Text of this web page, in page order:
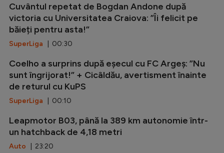
Cuvântul repetat de Bogdan Andone după
victoria cu Universitatea Craiova: ”Îi felicit pe
băieți pentru asta!”
SuperLiga | 00:30
Coelho a surprins după eșecul cu FC Argeș: ”Nu
sunt îngrijorat!” + Cicâldău, avertisment înainte
de returul cu KuPS
SuperLiga | 00:10
Leapmotor B03, până la 389 km autonomie într-
un hatchback de 4,18 metri
Auto | 23:20